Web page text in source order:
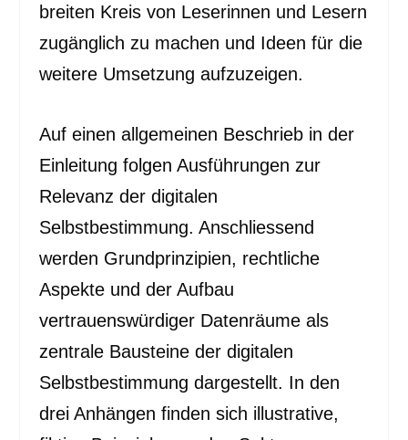
breiten Kreis von Leserinnen und Lesern
zugänglich zu machen und Ideen für die
weitere Umsetzung aufzuzeigen.
Auf einen allgemeinen Beschrieb in der
Einleitung folgen Ausführungen zur
Relevanz der digitalen
Selbstbestimmung. Anschliessend
werden Grundprinzipien, rechtliche
Aspekte und der Aufbau
vertrauenswürdiger Datenräume als
zentrale Bausteine der digitalen
Selbstbestimmung dargestellt. In den
drei Anhängen finden sich illustrative,